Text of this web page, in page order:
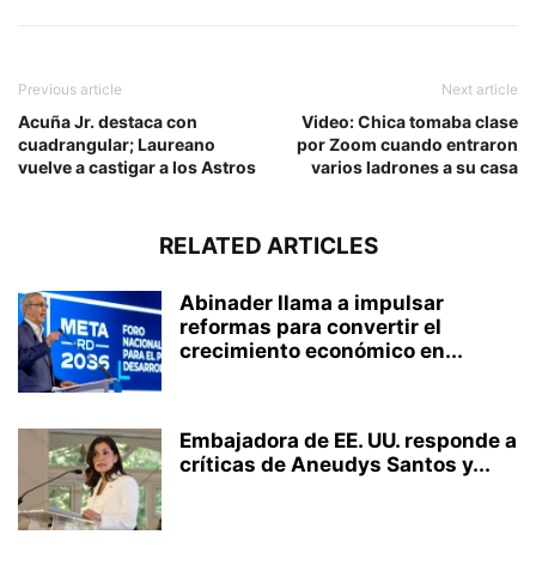
Previous article
Acuña Jr. destaca con
cuadrangular; Laureano
vuelve a castigar a los Astros
Next article
Video: Chica tomaba clase
por Zoom cuando entraron
varios ladrones a su casa
RELATED ARTICLES
Abinader llama a impulsar
reformas para convertir el
crecimiento económico en...
Embajadora de EE. UU. responde a
críticas de Aneudys Santos y...